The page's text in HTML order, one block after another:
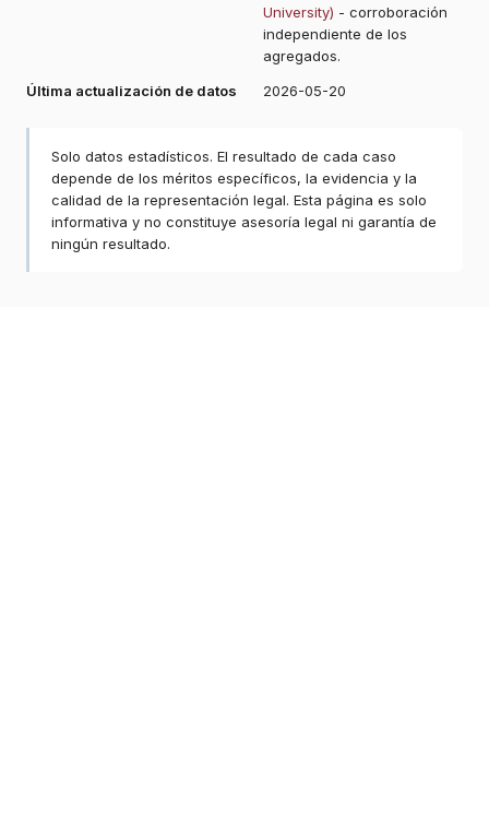
University) - corroboración
independiente de los
agregados.
Última actualización de datos
2026-05-20
Solo datos estadísticos. El resultado de cada caso
depende de los méritos específicos, la evidencia y la
calidad de la representación legal. Esta página es solo
informativa y no constituye asesoría legal ni garantía de
ningún resultado.